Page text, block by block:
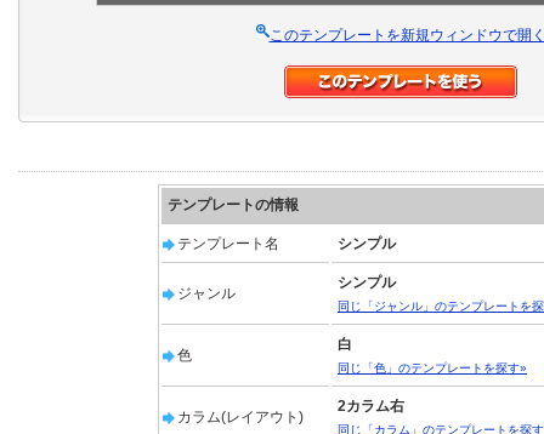
このテンプレートを新規ウィンドウで開
テンプレートの情報
テンプレート名 シンプル
ジャンル
シンプル
同じ「ジャンル」のテンプレートを
色
白
同じ「色」のテンプレートを探す»
カラム(レイアウト)
2カラム右
同じ「カラム」のテンプレートを探